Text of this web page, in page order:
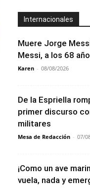
Internacionales
Muere Jorge
Messi, a los 68
Karen - 08/08/2026
De la Espriella
primer discurso
militares
Mesa de Redacción - 07/
¡Como un ave
vuela, nada y